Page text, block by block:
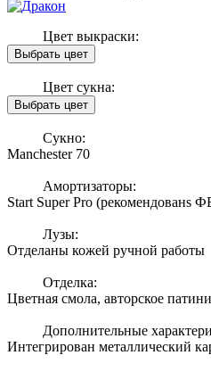
Цвет выкраски:
Цвет сукна:
Сукно:
Manchester 70
Амортизаторы:
Start Super Pro (рекомендованs
Лузы:
Отделаны кожей ручной работы
Отделка:
Цветная смола, авторское
Дополнительные
Интегрирован металлический